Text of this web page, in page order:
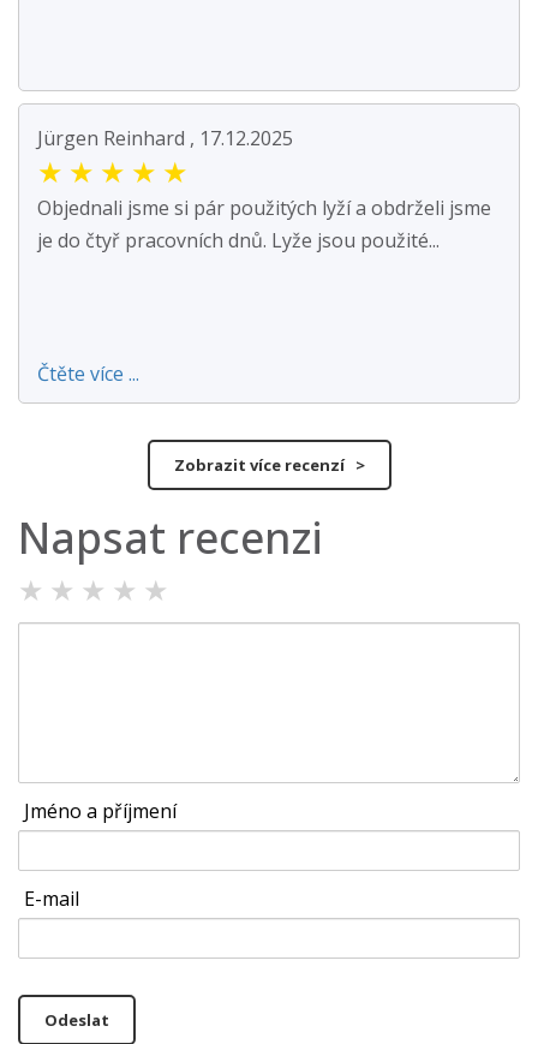
Jürgen Reinhard , 17.12.2025
★ ★ ★ ★ ★
Objednali jsme si pár použitých lyží a obdrželi jsme
je do čtyř pracovních dnů. Lyže jsou použité...
Čtěte více ...
Zobrazit více recenzí >
Napsat recenzi
★ ★ ★ ★ ★
Jméno a příjmení
E-mail
Odeslat